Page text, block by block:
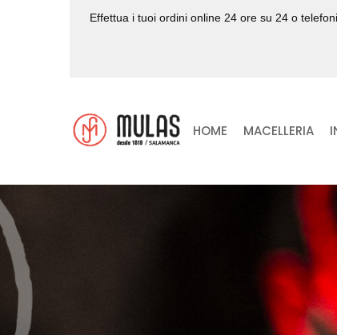
Effettua i tuoi ordini online 24 ore su 24 o
HOME MACELLERIA